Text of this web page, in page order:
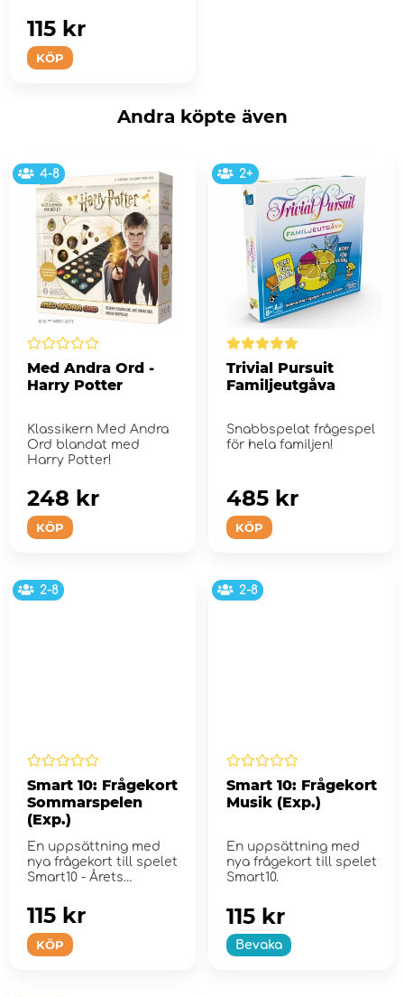
KÖP
115 kr
Andra köpte även
4-8
Med Andra Ord -
Harry Potter
Klassikern Med Andra
Ord blandat med
Harry Potter!
KÖP
248 kr
2+
Trivial Pursuit
Familjeutgåva
Snabbspelat frågespel
för hela familjen!
KÖP
485 kr
2-8
Smart 10: Frågekort
Sommarspelen
(Exp.)
En uppsättning med
nya frågekort till spelet
Smart10 - Årets
KÖP
115 kr
2-8
Smart 10: Frågekort
Musik (Exp.)
En uppsättning med
nya frågekort till spelet
Smart10.
Bevaka
115 kr